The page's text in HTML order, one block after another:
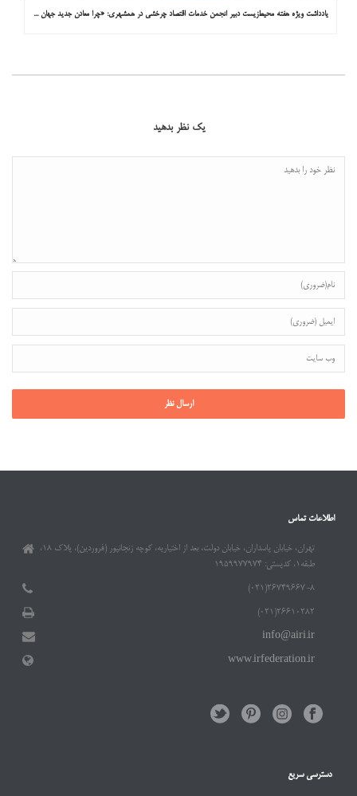
یادداشت ویژه هفته محیط‌زیست دبیر انجمن خدمات اقتصاد چرخشی در همشهری: «چرا معادن جدید جهان زیر زمین نیستند؟»
یک نظر بدهید
اطلاعات تماس
تهران، خیابان پاسداران، خیابان دولت، بعد از اختیاریه، کوچه زنجانپور (فروردین)، پلاک ۱۸،
طبقه۱، کدپستی: ۱۹۵۹۹۷۷۹۷۴
۲۶۷۴۹۶۶۷-۸(۰۲۱)
۲۶۶۱۰۲۸۲(۰۲۱)
info@airi.ir
www.irfederation.ir
دسترسی سریع